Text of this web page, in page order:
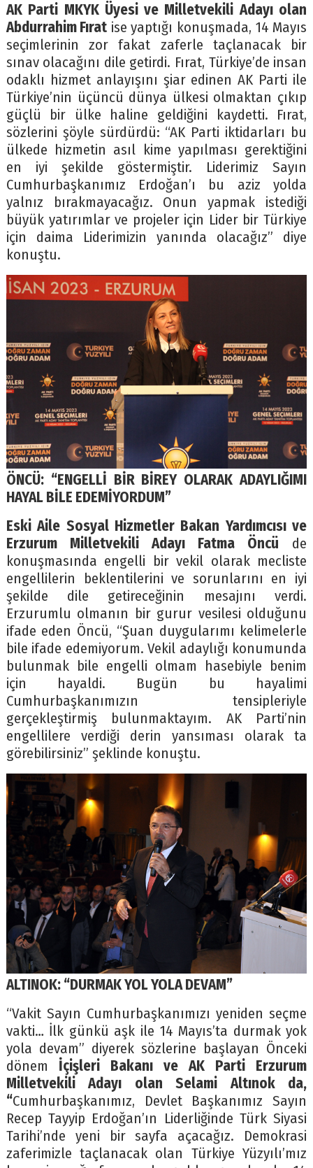
AK Parti MKYK Üyesi ve Milletvekili Adayı olan
Abdurrahim Fırat ise yaptığı konuşmada, 14 Mayıs
seçimlerinin zor fakat zaferle taçlanacak bir
sınav olacağını dile getirdi. Fırat, Türkiye’de insan
odaklı hizmet anlayışını şiar edinen AK Parti ile
Türkiye’nin üçüncü dünya ülkesi olmaktan çıkıp
güçlü bir ülke haline geldiğini kaydetti. Fırat,
sözlerini şöyle sürdürdü: “AK Parti iktidarları bu
ülkede hizmetin asıl kime yapılması gerektiğini
en iyi şekilde göstermiştir. Liderimiz Sayın
Cumhurbaşkanımız Erdoğan’ı bu aziz yolda
yalnız bırakmayacağız. Onun yapmak istediği
büyük yatırımlar ve projeler için Lider bir Türkiye
için daima Liderimizin yanında olacağız” diye
konuştu.
ÖNCÜ: “ENGELLİ BİR BİREY OLARAK ADAYLIĞIMI
HAYAL BİLE EDEMİYORDUM”
Eski Aile Sosyal Hizmetler Bakan Yardımcısı ve
Erzurum Milletvekili Adayı Fatma Öncü de
konuşmasında engelli bir vekil olarak mecliste
engellilerin beklentilerini ve sorunlarını en iyi
şekilde dile getireceğinin mesajını verdi.
Erzurumlu olmanın bir gurur vesilesi olduğunu
ifade eden Öncü, “Şuan duygularımı kelimelerle
bile ifade edemiyorum. Vekil adaylığı konumunda
bulunmak bile engelli olmam hasebiyle benim
için hayaldi. Bugün bu hayalimi
Cumhurbaşkanımızın tensipleriyle
gerçekleştirmiş bulunmaktayım. AK Parti’nin
engellilere verdiği derin yansıması olarak ta
görebilirsiniz” şeklinde konuştu.
ALTINOK: “DURMAK YOL YOLA DEVAM”
“Vakit Sayın Cumhurbaşkanımızı yeniden seçme
vakti… İlk günkü aşk ile 14 Mayıs’ta durmak yok
yola devam” diyerek sözlerine başlayan Önceki
dönem İçişleri Bakanı ve AK Parti Erzurum
Milletvekili Adayı olan Selami Altınok da,
“Cumhurbaşkanımız, Devlet Başkanımız Sayın
Recep Tayyip Erdoğan’ın Liderliğinde Türk Siyasi
Tarihi’nde yeni bir sayfa açacağız. Demokrasi
zaferimizle taçlanacak olan Türkiye Yüzyılı’mız